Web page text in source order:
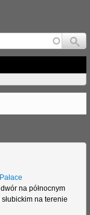
Pałace
na północnym
na terenie